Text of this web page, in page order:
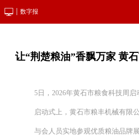
数字报
让“荆楚粮油”香飘万家 黄
5日，2026年黄石市粮食科技周
启动式上，黄石市粮丰机械有限
与会人员实地参观优质粮油品牌